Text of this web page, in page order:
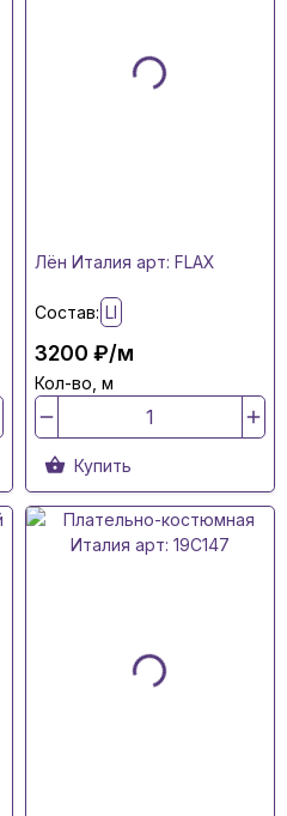
Лён Италия арт: FLAX
Состав: LI
3200 ₽/м
Кол-во, м
Купить